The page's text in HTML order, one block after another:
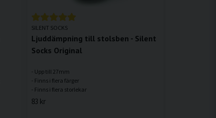
SILENT SOCKS
Ljuddämpning till stolsben - Silent
Socks Original
- Upp till 27mm
- Finns i flera färger
- Finns i flera storlekar
83 kr